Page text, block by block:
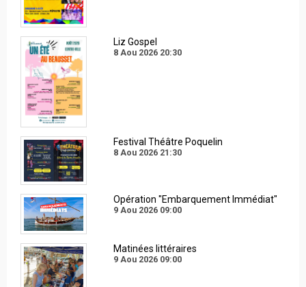
Liz Gospel
8 Aou 2026 20:30
Festival Théâtre Poquelin
8 Aou 2026 21:30
Opération "Embarquement Immédiat"
9 Aou 2026 09:00
Matinées littéraires
9 Aou 2026 09:00